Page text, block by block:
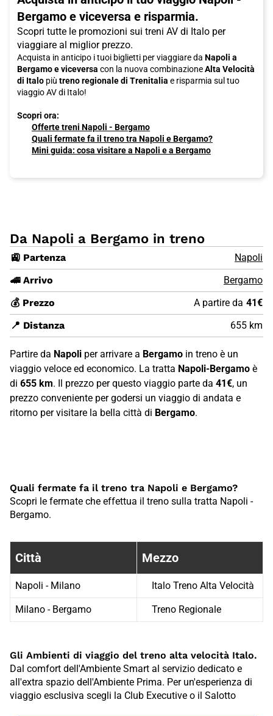
Bergamo e viceversa e risparmia.
Scopri tutte le promozioni sui treni AV di Italo per
viaggiare al miglior prezzo.
Acquista in anticipo i tuoi biglietti per viaggiare da Napoli a
Bergamo e viceversa con la nuova combinazioneAlta Velocità
di Italo più treno regionale di Trenitalia e risparmia sul tuo
viaggio AV di Italo!
Scopri ora:
Offerte treni Napoli - Bergamo
Quali fermate fa il treno tra Napoli e Bergamo?
Mini guida: cosa visitare a Napoli e a Bergamo
Da Napoli a Bergamo in treno
🚉 Partenza
Napoli
🚄 Arrivo
Bergamo
💰 Prezzo
A partire da 41€
📍 Distanza
655 km
Partire da Napoli per arrivare a Bergamo in treno è un
viaggio veloce ed economico. La tratta Napoli-Bergamo è
di 655 km. Il prezzo per questo viaggio parte da 41€, un
prezzo conveniente per godersi un viaggio di andata e
ritorno per visitare la bella città di Bergamo.
Quali fermate fa il treno tra Napoli e Bergamo?
Scopri le fermate che effettua il treno sulla tratta Napoli -
Bergamo.
Città Mezzo
Napoli - Milano Italo Treno Alta Velocità
Milano - Bergamo Treno Regionale
Gli Ambienti di viaggio del treno alta velocità Italo.
Dal comfort dell'Ambiente Smart al servizio dedicato e
all'extra spazio dell'Ambiente Prima. Per un'esperienza di
viaggio esclusiva scegli la Club Executive o il Salotto